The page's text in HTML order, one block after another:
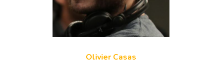
Olivier Casas